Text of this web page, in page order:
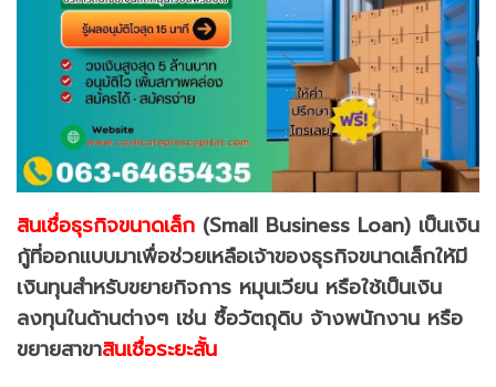
สินเชื่อธุรกิจขนาดเล็ก (Small Business Loan) เป็นเงิน
กู้ที่ออกแบบมาเพื่อช่วยเหลือเจ้าของธุรกิจขนาดเล็กให้มี
เงินทุนสำหรับขยายกิจการ หมุนเวียน หรือใช้เป็นเงิน
ลงทุนในด้านต่างๆ เช่น ซื้อวัตถุดิบ จ้างพนักงาน หรือ
ขยายสาขาสินเชื่อระยะสั้น